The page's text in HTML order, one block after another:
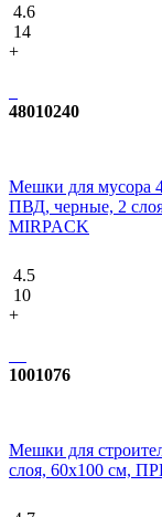
4.6
14
+
48010240
Мешки для мусора
ПВД, черные, 2
MIRPACK
4.5
10
+
1001076
Мешки для
слоя, 60x100 см,